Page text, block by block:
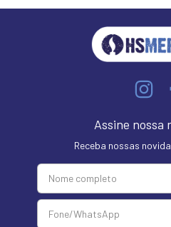
Assine nossa
Receba nossas